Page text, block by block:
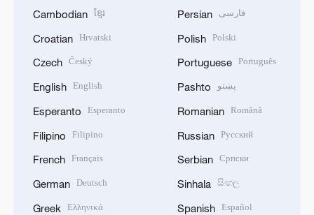
Cambodian ខ្មែរ
Croatian Hrvatski
Czech Český
English English
Esperanto Esperanto
Filipino Filipino
French Français
German Deutsch
Greek Ελληνικά
Persian فارسی
Polish Polski
Portuguese Português
Pashto پښتو
Romanian Română
Russian Русский
Serbian Српски
Sinhala සිංහල
Spanish Español